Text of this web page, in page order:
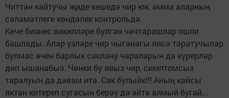
Читтән кайтучы җиде кешедә чир юк, әмма аларның
сәламәтлеге көндәлек контрольдә.
Кече бизнес вәкилләре булган чәчтарашлар эшли
башлады. Алар үзләре чир чыганагы яисә таратучылар
булмас өчен барлык саклану чараларын да күрерләр
дип ышанабыз. Чөнки бу явыз чир, симптомсыз
таралуын да дәвам итә. Сак булыйк!!! Аның кайсы
яктан китереп сугасын берәү дә әйтә алмый бугай...